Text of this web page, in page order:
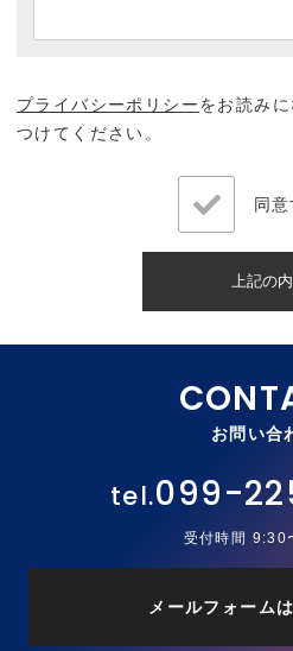
プライバシーポリシーをお読み
つけてください。
同
お問い合
099-
受付時間 9:30
メールフォーム